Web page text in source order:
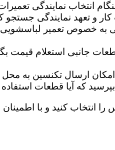
انتخاب نمایندگی
و تعهد نمایندگی جستجو
به خصوص تعمیر
جانبی استعلام قیمت
ارسال تکنسین به محل
که آیا قطعات استفاده
انتخاب کنید و با اطمینان